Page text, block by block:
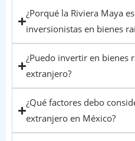
¿Porqué la Riviera Maya
inversionistas en bienes
¿Puedo invertir en bienes
extranjero?
¿Qué factores debo
extranjero en México?